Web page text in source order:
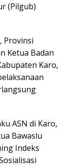
(Pilgub)
Provinsi
Ketua Badan
Karo,
ASN di Karo,
Bawaslu
Indeks